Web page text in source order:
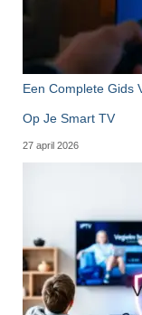
Een Complete Gids
Op Je Smart TV
27 april 2026